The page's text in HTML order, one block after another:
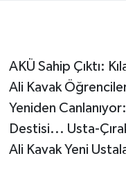
AKÜ Sahip Çıktı:
Ali Kavak
Yeniden Canlanıyor:
Destisi... Usta-
Ali Kavak Yeni